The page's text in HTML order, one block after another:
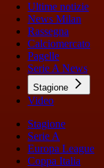
Ultime notizie
News Milan
Rassegna
Calciomercato
Pagelle
Serie A News
Stagione
Video
Stagione
Serie A
Europa League
Coppa Italia